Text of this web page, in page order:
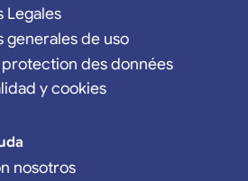
Legales
generales de uso
des données
y cookies
nosotros